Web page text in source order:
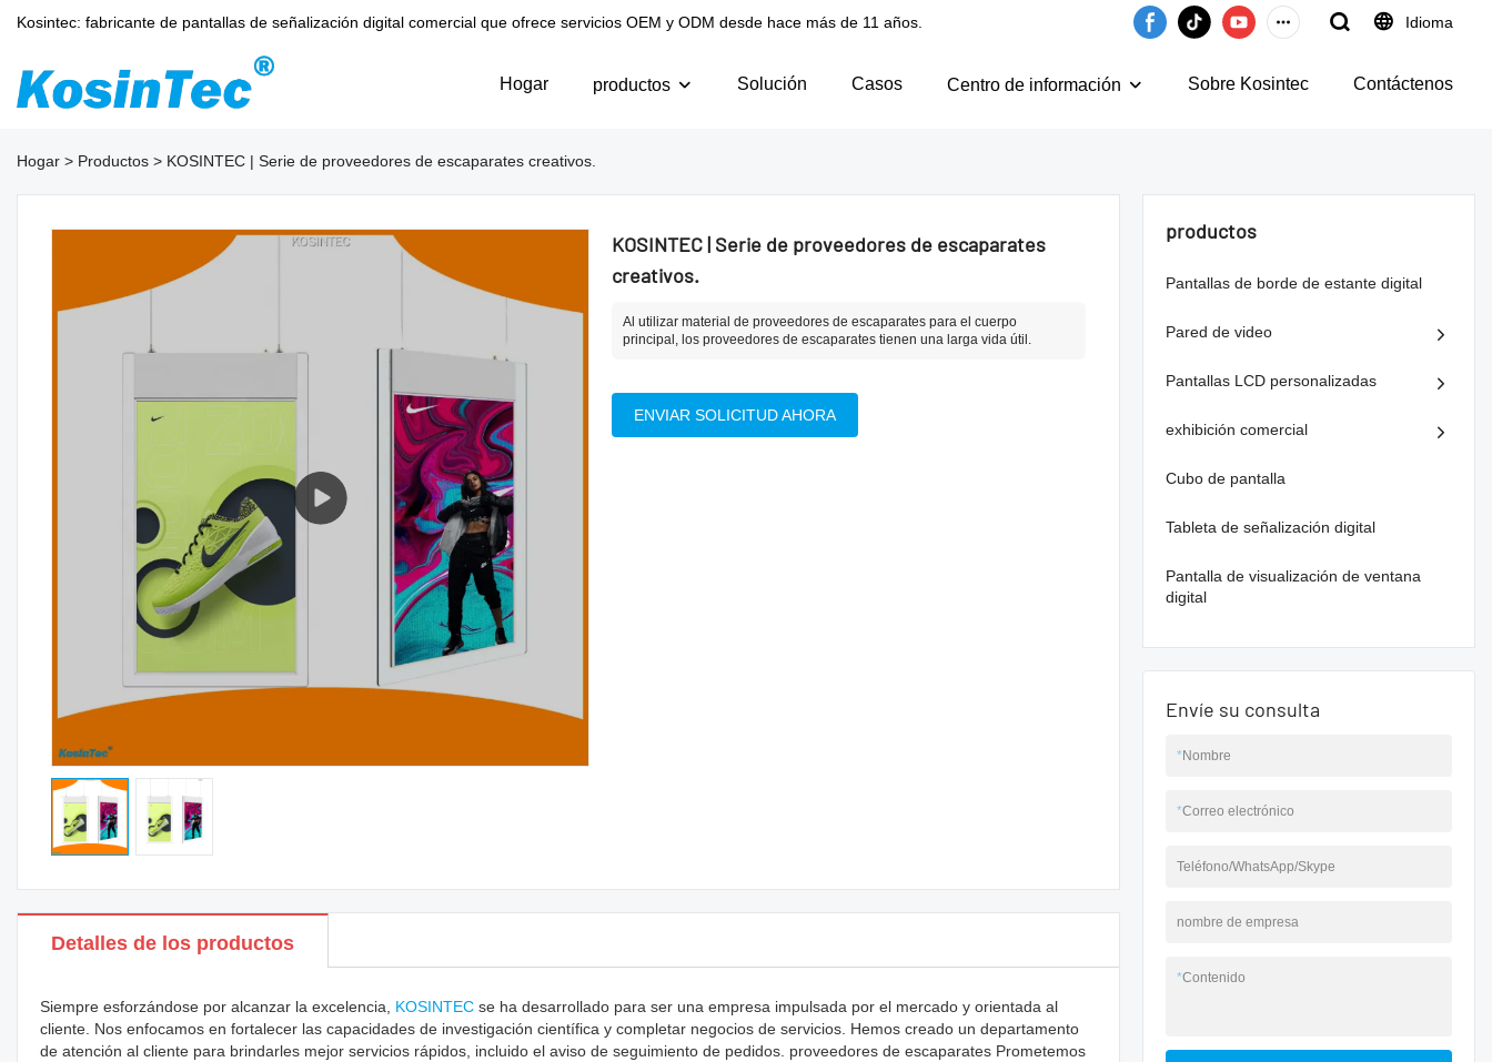
Kosintec: fabricante de pantallas de señalización digital comercial que ofrece servicios OEM y ODM desde hace más de 11 años. Idioma
Hogar productos Solución Casos Centro de información Sobre Kosintec Contáctenos
Hogar > Productos > KOSINTEC | Serie de proveedores de escaparates creativos.
KOSINTEC | Serie de proveedores de escaparates
creativos.
Al utilizar material de proveedores de escaparates para el cuerpo
principal, los proveedores de escaparates tienen una larga vida útil.
ENVIAR SOLICITUD AHORA
Detalles de los productos
Siempre esforzándose por alcanzar la excelencia, KOSINTEC se ha desarrollado para ser una empresa impulsada por el mercado y orientada al
cliente. Nos enfocamos en fortalecer las capacidades de investigación científica y completar negocios de servicios. Hemos creado un departamento
de atención al cliente para brindarles mejor servicios rápidos, incluido el aviso de seguimiento de pedidos. proveedores de escaparates Prometemos
productos
Pantallas de borde de estante digital
Pared de video
Pantallas LCD personalizadas
exhibición comercial
Cubo de pantalla
Tableta de señalización digital
Pantalla de visualización de ventana
digital
Envíe su consulta
*Nombre
*Correo electrónico
Teléfono/WhatsApp/Skype
nombre de empresa
*Contenido